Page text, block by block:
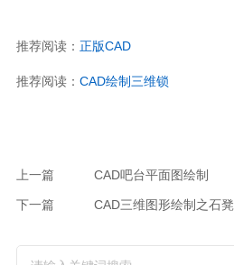
推荐阅读： 正版CAD
推荐阅读： CAD绘制三维锁
上一篇 CAD吧台平面图绘制
下一篇 CAD三维图形绘制之石凳